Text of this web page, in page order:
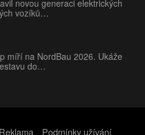
novou generaci elektrických
vozíků…
míří na NordBau 2026. Ukáže
do…
Reklama Podmínky užívání